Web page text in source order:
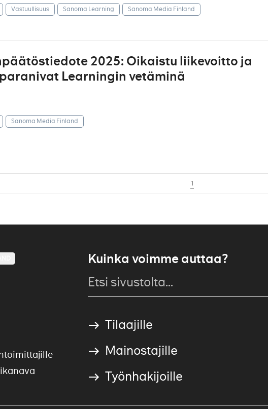
Vastuullisuus Sanoma Learning Sanoma Media Finland
2025: Oikaistu liikevoitto ja
Learningin vetäminä
Sanoma Media Finland
1
Kuinka voimme auttaa?
Tilaajille
Mainostajille
Työnhakijoille